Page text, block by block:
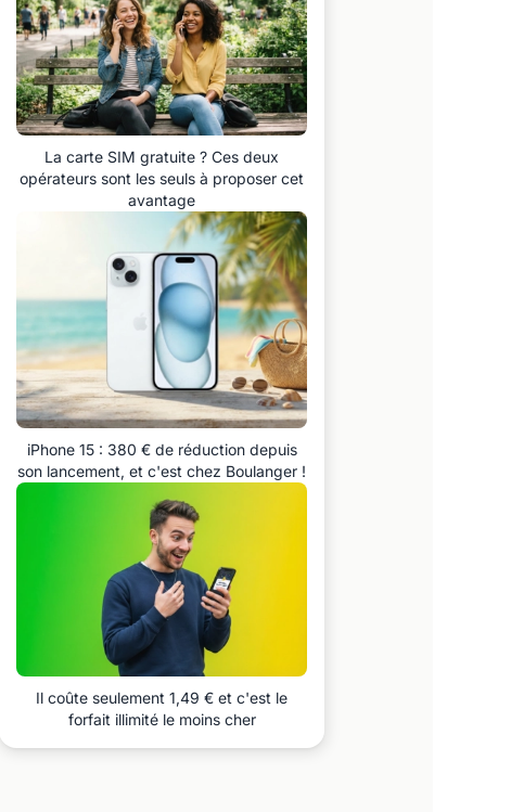
La carte SIM gratuite ? Ces deux
opérateurs sont les seuls à proposer cet
avantage
iPhone 15 : 380 € de réduction depuis
son lancement, et c'est chez Boulanger !
Il coûte seulement 1,49 € et c'est le
forfait illimité le moins cher